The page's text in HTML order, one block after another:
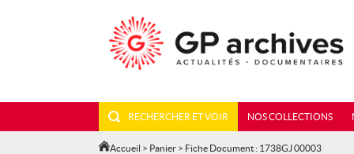
RECHERCHER ET VOIR NOS COLLECTIONS
Accueil > Panier > Fiche Document : 1738GJ 00003